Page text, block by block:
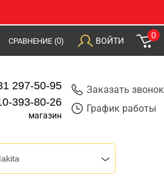
СРАВНЕНИЕ (0) ВОЙТИ
0
297-50-95
393-80-26
магазин
Заказать звонок
График работы